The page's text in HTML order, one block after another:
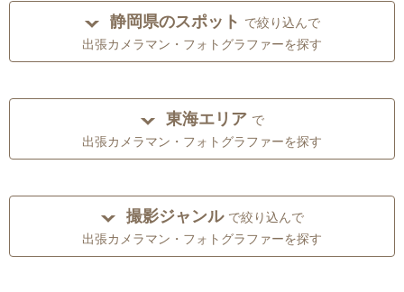
静岡県のスポット で絞り込んで
出張カメラマン・フォトグラファーを探す
東海エリア で
出張カメラマン・フォトグラファーを探す
撮影ジャンル で絞り込んで
出張カメラマン・フォトグラファーを探す